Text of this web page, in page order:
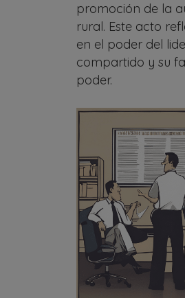
promoción de la
rural. Este acto
en el poder del
compartido y su
poder.